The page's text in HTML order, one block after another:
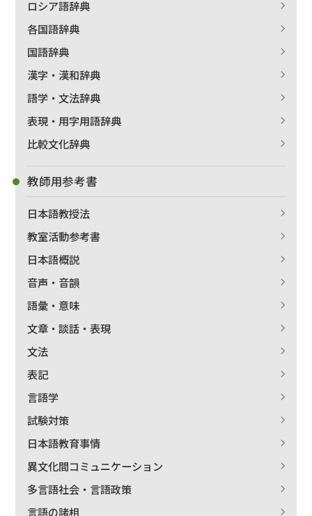
ロシア語辞典
各国語辞典
国語辞典
漢字・漢和辞典
語学・文法辞典
表現・用字用語辞典
比較文化辞典
教師用参考書
日本語教授法
教室活動参考書
日本語概説
音声・音韻
語彙・意味
文章・談話・表現
文法
表記
言語学
試験対策
日本語教育事情
異文化間コミュニケーション
多言語社会・言語政策
言語の諸相